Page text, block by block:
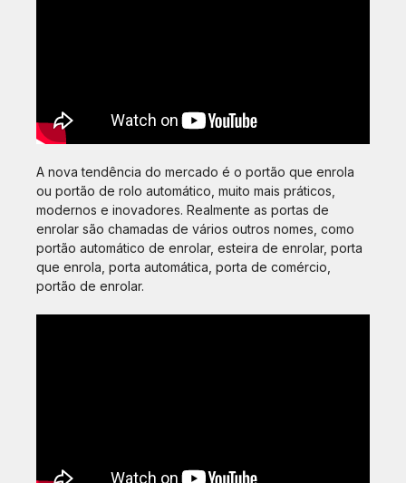
A nova tendência do mercado é o portão que enrola
ou portão de rolo automático, muito mais práticos,
modernos e inovadores. Realmente as portas de
enrolar são chamadas de vários outros nomes, como
portão automático de enrolar, esteira de enrolar, porta
que enrola, porta automática, porta de comércio,
portão de enrolar.